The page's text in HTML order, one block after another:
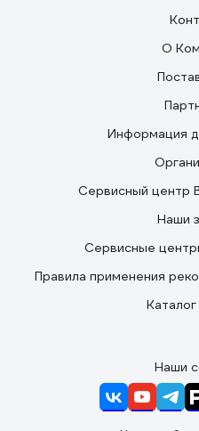
О
Информация
Сервисный центр
Наши
Сервисные
Правила применения
Наши